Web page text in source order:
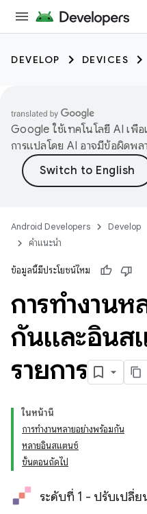
DEVELOP DEVICES
Google ใช้เทคโนโลยี AI เพื่
การแปลโดย AI อาจมีข้อผิดพล
Android Developers Develop
คำแนะนำ
ข้อมูลนี้มีประโยชน์ไหม
การทํางาน
กันและอินส
รายการ
ในหน้านี้
การทํางานหลายอย่างพร้อมกัน
หลายอินสแตนซ์
ขั้นตอนถัดไป
ระดับที่ 1 - ปรับเปลี่ย